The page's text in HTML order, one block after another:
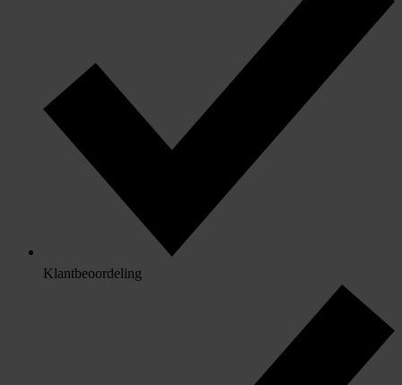
Klantbeoordeling